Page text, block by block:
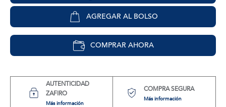
AGREGAR AL BOLSO
COMPRAR AHORA
AUTENTICIDAD
ZAFIRO
Más información
COMPRA SEGURA
Más información